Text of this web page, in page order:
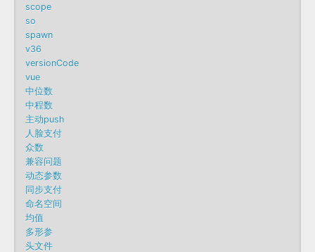
scope
so
spawn
v36
versionCode
vue
中位数
中程数
主动push
人脸支付
众数
兼容问题
动态参数
同步支付
命名空间
均值
多形参
头文件